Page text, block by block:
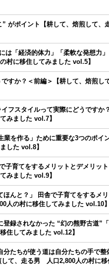
” がポイント【耕して、焙煎して
は「経済的体力」「柔軟な発想力
村に移住してみました vol.5】
ですか？＜前編＞【耕して、焙煎
フスタイルって実際にどうですか
みました vol.7】
業を作る」ために重要な3つのポイ
した vol.8】
子育てをするメリットとデメリッ
みました vol.9】
ほんと？」 田舎で子育てをするメ
の村に移住してみました vol.10】
登録されなかった “幻の熊野古道”
住してみました vol.12】
分たちが使う道は自分たちの手で
て、走る男 人口2,800人の村に移